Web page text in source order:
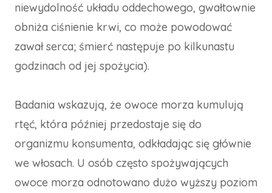
niewydolność układu oddechowego, gwałtownie
obniża ciśnienie krwi, co może powodować
zawał serca; śmierć następuje po kilkunastu
godzinach od jej spożycia).
Badania wskazują, że owoce morza kumulują
rtęć, która później przedostaje się do
organizmu konsumenta, odkładając się głównie
we włosach. U osób często spożywających
owoce morza odnotowano dużo wyższy poziom